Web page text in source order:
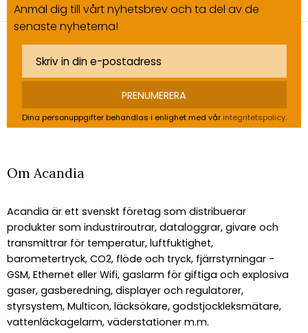
Anmäl dig till vårt nyhetsbrev och ta del av de
senaste nyheterna!
PRENUMERERA
Dina personuppgifter behandlas i enlighet med vår integritetspolicy.
Om Acandia
Acandia är ett svenskt företag som distribuerar
produkter som industriroutrar, dataloggrar, givare och
transmittrar för temperatur, luftfuktighet,
barometertryck, CO2, flöde och tryck, fjärrstyrningar -
GSM, Ethernet eller Wifi, gaslarm för giftiga och explosiva
gaser, gasberedning, displayer och regulatorer,
styrsystem, Multicon, läcksökare, godstjockleksmätare,
vattenläckagelarm, väderstationer m.m.